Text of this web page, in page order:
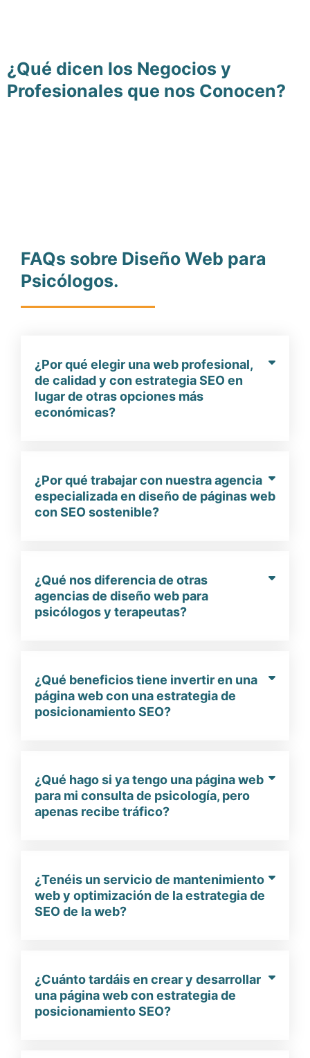
¿Qué dicen los Negocios y
Profesionales que nos Conocen?
FAQs sobre Diseño Web para
Psicólogos.
¿Por qué elegir una web profesional,
de calidad y con estrategia SEO en
lugar de otras opciones más
económicas?
¿Por qué trabajar con nuestra agencia
especializada en diseño de páginas web
con SEO sostenible?
¿Qué nos diferencia de otras
agencias de diseño web para
psicólogos y terapeutas?
¿Qué beneficios tiene invertir en una
página web con una estrategia de
posicionamiento SEO?
¿Qué hago si ya tengo una página web
para mi consulta de psicología, pero
apenas recibe tráfico?
¿Tenéis un servicio de mantenimiento
web y optimización de la estrategia de
SEO de la web?
¿Cuánto tardáis en crear y desarrollar
una página web con estrategia de
posicionamiento SEO?